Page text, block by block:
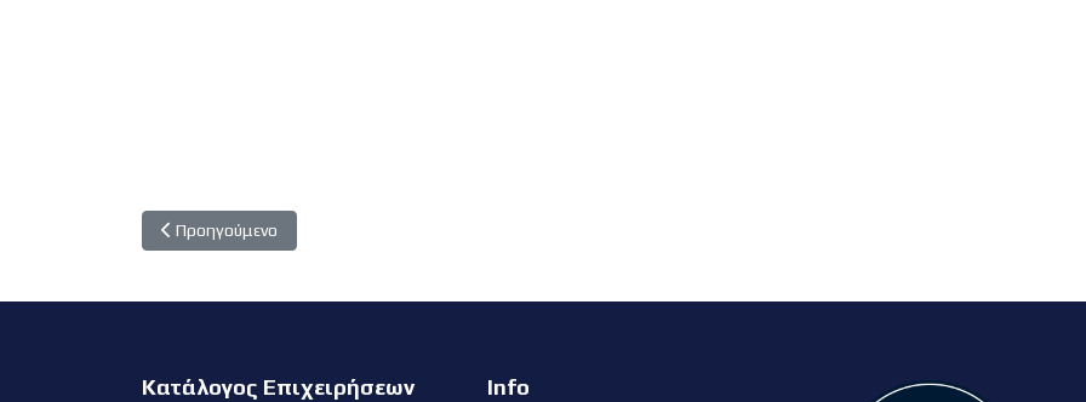
Προηγούμενο άρθρο: Μαριδάκι
Προηγούμενο
Κατάλογος Επιχειρήσεων Info